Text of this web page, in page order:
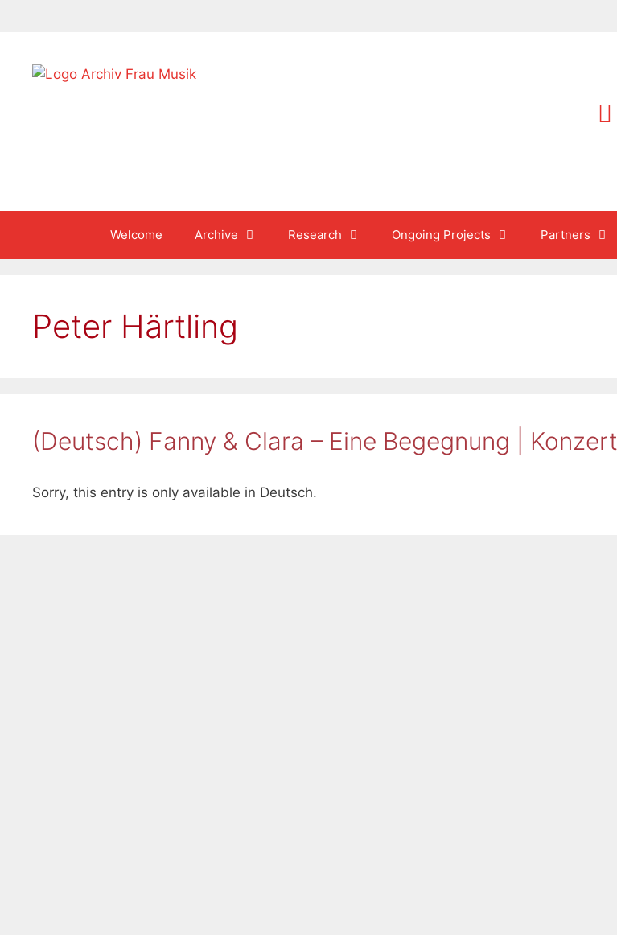
Welcome Archive Research Ongoing Projects Partners
Peter Härtling
(Deutsch) Fanny & Clara – Eine Begegnung | Konzert
Sorry, this entry is only available in Deutsch.